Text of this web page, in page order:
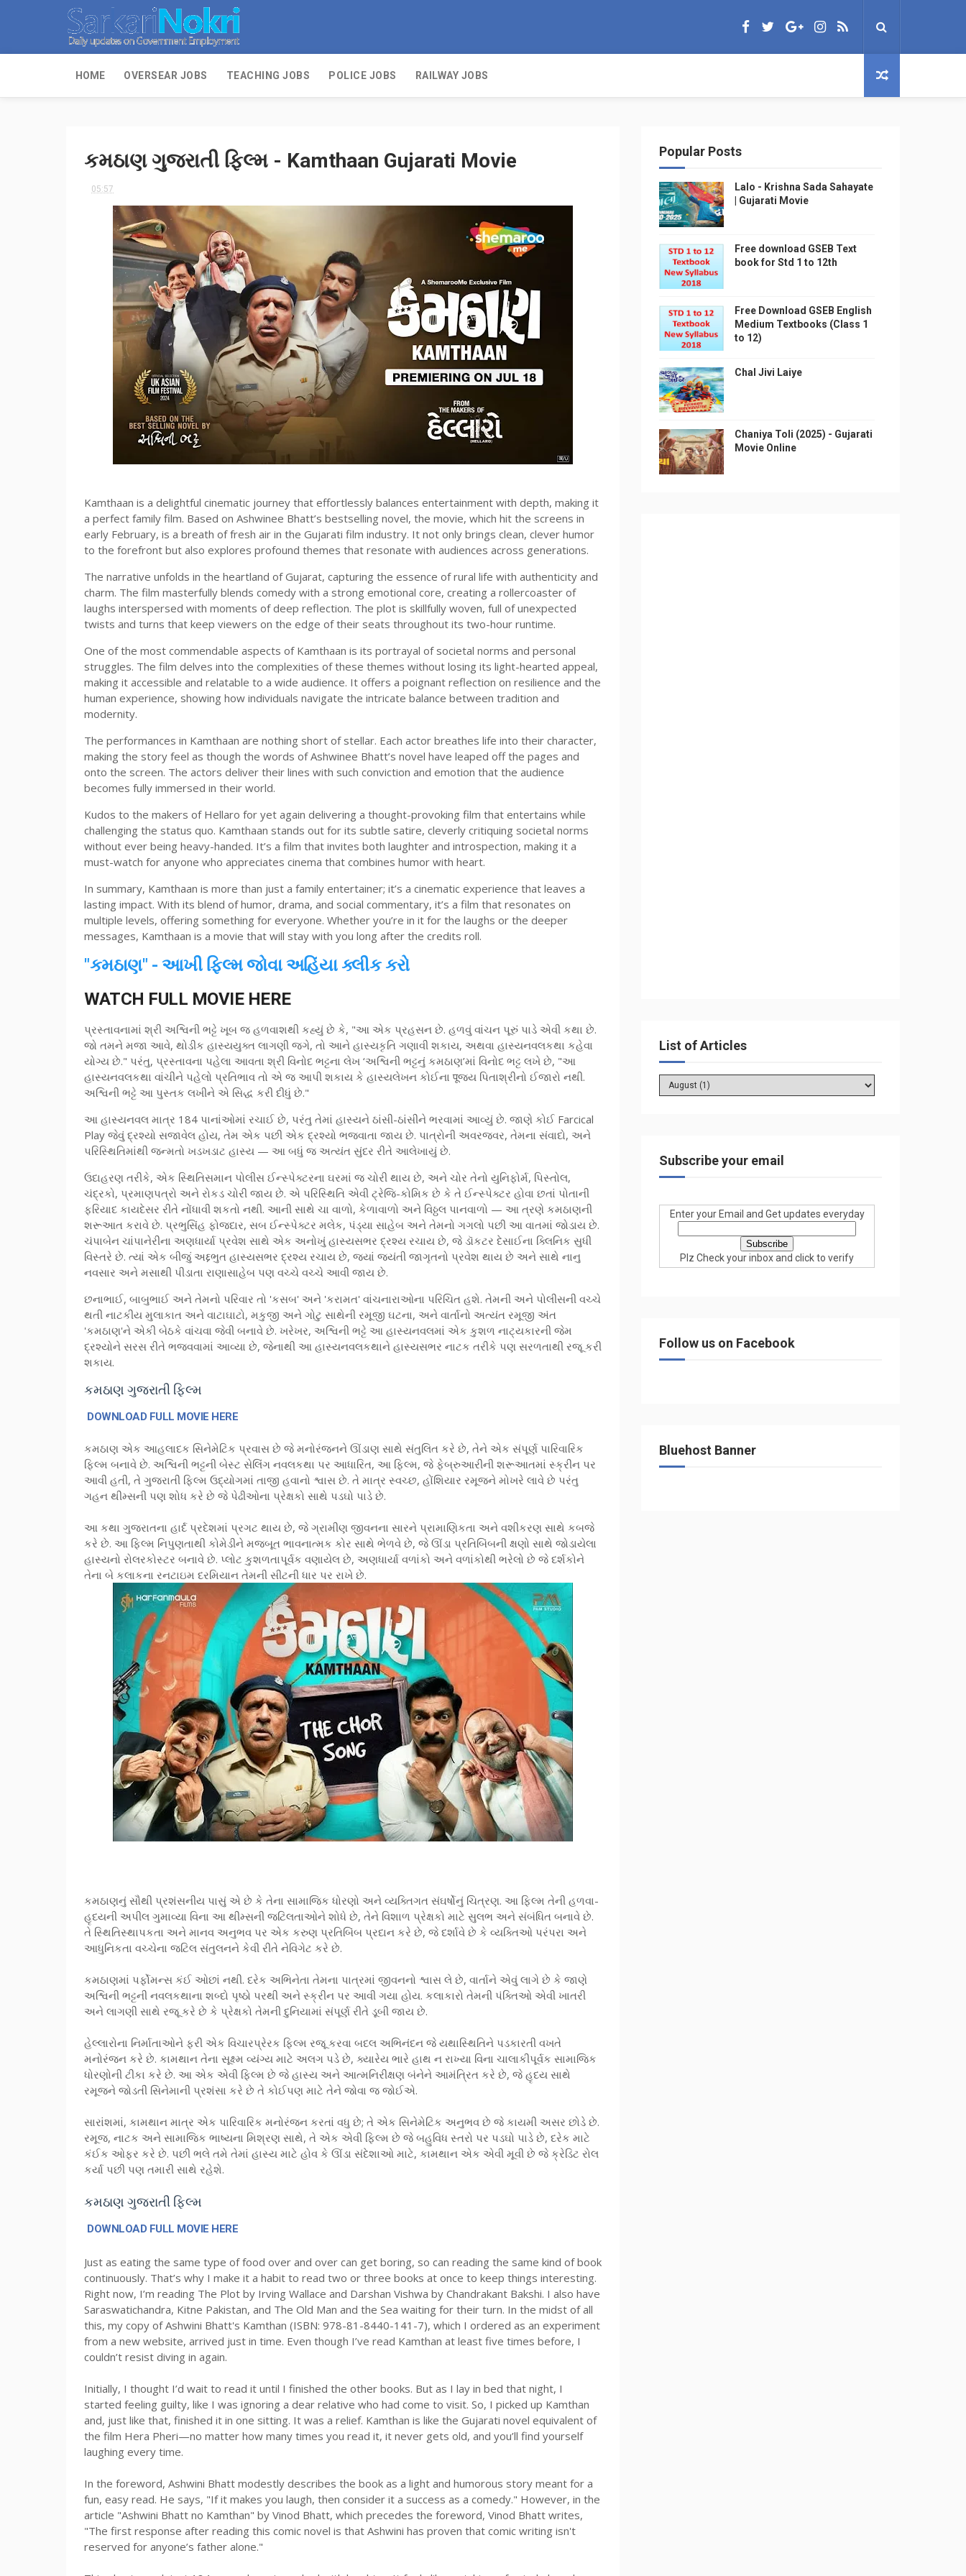
HOME OVERSEAR JOBS TEACHING JOBS POLICE JOBS RAILWAY JOBS
કમઠાણ ગુજરાતી ફિલ્મ - Kamthaan Gujarati Movie
05:57
Kamthaan is a delightful cinematic journey that effortlessly balances entertainment with depth, making it
a perfect family film. Based on Ashwinee Bhatt’s bestselling novel, the movie, which hit the screens in
early February, is a breath of fresh air in the Gujarati film industry. It not only brings clean, clever humor
to the forefront but also explores profound themes that resonate with audiences across generations.
The narrative unfolds in the heartland of Gujarat, capturing the essence of rural life with authenticity and
charm. The film masterfully blends comedy with a strong emotional core, creating a rollercoaster of
laughs interspersed with moments of deep reflection. The plot is skillfully woven, full of unexpected
twists and turns that keep viewers on the edge of their seats throughout its two-hour runtime.
One of the most commendable aspects of Kamthaan is its portrayal of societal norms and personal
struggles. The film delves into the complexities of these themes without losing its light-hearted appeal,
making it accessible and relatable to a wide audience. It offers a poignant reflection on resilience and the
human experience, showing how individuals navigate the intricate balance between tradition and
modernity.
The performances in Kamthaan are nothing short of stellar. Each actor breathes life into their character,
making the story feel as though the words of Ashwinee Bhatt’s novel have leaped off the pages and
onto the screen. The actors deliver their lines with such conviction and emotion that the audience
becomes fully immersed in their world.
Kudos to the makers of Hellaro for yet again delivering a thought-provoking film that entertains while
challenging the status quo. Kamthaan stands out for its subtle satire, cleverly critiquing societal norms
without ever being heavy-handed. It’s a film that invites both laughter and introspection, making it a
must-watch for anyone who appreciates cinema that combines humor with heart.
In summary, Kamthaan is more than just a family entertainer; it’s a cinematic experience that leaves a
lasting impact. With its blend of humor, drama, and social commentary, it’s a film that resonates on
multiple levels, offering something for everyone. Whether you’re in it for the laughs or the deeper
messages, Kamthaan is a movie that will stay with you long after the credits roll.
"કમઠાણ" - આખી ફિલ્મ જોવા અહિંયા ક્લીક કરો
WATCH FULL MOVIE HERE
પ્રસ્તાવનામાં શ્રી અશ્વિની ભટ્ટે ખૂબ જ હળવાશથી કહ્યું છે કે, "આ એક પ્રહસન છે. હળવું વાંચન પૂરું પાડે એવી કથા છે.
જો તમને મજા આવે, થોડીક હાસ્યયુક્ત લાગણી જગે, તો આને હાસ્યકૃતિ ગણાવી શકાય, અથવા હાસ્યનવલકથા કહેવા
યોગ્ય છે." પરંતુ, પ્રસ્તાવના પહેલા આવતા શ્રી વિનોદ ભટ્ટના લેખ ‘અશ્વિની ભટ્ટનું કમઠાણ’માં વિનોદ ભટ્ટ લખે છે, "આ
હાસ્યનવલકથા વાંચીને પહેલો પ્રતિભાવ તો એ જ આપી શકાય કે હાસ્યલેખન કોઈના पूજ્ય પિતાશ્રીનો ઈજારો નથી.
અશ્વિની ભટ્ટે આ પુસ્તક લખીને એ સિદ્ધ કરી દીધું છે."
આ હાસ્યનવલ માત્ર 184 પાનાંઓમાં રચાઈ છે, પરંતુ તેમાં હાસ્યને ઠાંસી-ઠાંસીને ભરવામાં આવ્યું છે. જાણે કોઈ Farcical
Play જેવું દ્રશ્યો સજાવેલ હોય, તેમ એક પછી એક દ્રશ્યો ભજવાતા જાય છે. પાત્રોની અવરજવર, તેમના સંવાદો, અને
પરિસ્થિતિમાંથી જન્મતો ખડખડાટ હાસ્ય — આ બધું જ અત્યંત સુંદર રીતે આલેખાયું છે.
ઉદાહરણ તરીકે, એક સ્થિતિસમાન પોલીસ ઈન્સ્પેક્ટરના ઘરમાં જ ચોરી થાય છે, અને ચોર તેનો યુનિફોર્મ, પિસ્તોલ,
ચંદ્રકો, પ્રમાણપત્રો અને રોકડ ચોરી જાય છે. એ પરિસ્થિતિ એવી ટ્રેજિ-કોમિક છે કે તે ઈન્સ્પેક્ટર હોવા છતાં પોતાની
ફરિયાદ કાયદેસર રીતે નોંધાવી શકતો નથી. આની સાથે ચા વાળો, કેળાવાળો અને વિઠ્ઠલ પાનવાળો — આ ત્રણે કમઠાણની
શરૂઆત કરાવે છે. પ્રભુસિંહ ફોજદાર, સબ ઈન્સ્પેક્ટર મલેક, પંડ્યા સાહેબ અને તેમનો ગગલો પછી આ વાતમાં જોડાય છે.
ચંપાબેન ચાંપાનેરીના અણધાર્યા પ્રવેશ સાથે એક અનોખું હાસ્યસભર દ્રશ્ય રચાય છે, જે ડૉકટર દેસાઈના ક્લિનિક સુધી
વિસ્તરે છે. ત્યાં એક બીજું અદ્દભુત હાસ્યસભર દ્રશ્ય રચાય છે, જ્યાં જયંતી જાગૃતનો પ્રવેશ થાય છે અને સાથે નાનુ
નવસાર અને મસાથી પીડાતા રાણાસાહેબ પણ વચ્ચે વચ્ચે આવી જાય છે.
છનાભાઈ, બાબુભાઈ અને તેમનો પરિવાર તો 'કસબ' અને 'કરામત' વાંચનારાઓના પરિચિત હશે. તેમની અને પોલીસની વચ્ચે
થતી નાટકીય મુલાકાત અને વાટાઘાટો, મકુજી અને ગોટુ સાથેની રમૂજી ઘટના, અને વાર્તાનો અત્યંત રમૂજી અંત
'કમઠાણ'ને એકી બેઠકે વાંચવા જેવી બનાવે છે. ખરેખર, અશ્વિની ભટ્ટે આ હાસ્યનવલમાં એક કુશળ નાટ્યકારની જેમ
દ્રશ્યોને સરસ રીતે ભજવવામાં આવ્યા છે, જેનાથી આ હાસ્યનવલકથાને હાસ્યસભર નાટક તરીકે પણ સરળતાથી રજૂ કરી
શકાય.
કમઠાણ ગુજરાતી ફિલ્મ
DOWNLOAD FULL MOVIE HERE
કમઠાણ એક આહલાદક સિનેમેટિક પ્રવાસ છે જે મનોરંજનને ઊંડાણ સાથે સંતુલિત કરે છે, તેને એક સંપૂર્ણ પારિવારિક
ફિલ્મ બનાવે છે. અશ્વિની ભટ્ટની બેસ્ટ સેલિંગ નવલકથા પર આધારિત, આ ફિલ્મ, જે ફેબ્રુઆરીની શરૂઆતમાં સ્ક્રીન પર
આવી હતી, તે ગુજરાતી ફિલ્મ ઉદ્યોગમાં તાજી હવાનો શ્વાસ છે. તે માત્ર સ્વચ્છ, હોંશિયાર રમૂજને મોખરે લાવે છે પરંતુ
ગહન થીમ્સની પણ શોધ કરે છે જે પેઢીઓના પ્રેક્ષકો સાથે પડઘો પાડે છે.
આ કથા ગુજરાતના હાર્દ પ્રદેશમાં પ્રગટ થાય છે, જે ગ્રામીણ જીવનના સારને પ્રામાણિકતા અને વશીકરણ સાથે કબજે
કરે છે. આ ફિલ્મ નિપુણતાથી કોમેડીને મજબૂત ભાવનાત્મક કોર સાથે ભેળવે છે, જે ઊંડા પ્રતિબિંબની ક્ષણો સાથે જોડાયેલા
હાસ્યનો રોલરકોસ્ટર બનાવે છે. પ્લોટ કુશળતાપૂર્વક વણાયેલ છે, અણધાર્યા વળાંકો અને વળાંકોથી ભરેલો છે જે દર્શકોને
તેના બે કલાકના રનટાઇમ દરમિયાન તેમની સીટની ધાર પર રાખે છે.
કમઠાણનું સૌથી પ્રશંસનીય પાસું એ છે કે તેના સામાજિક ધોરણો અને વ્યક્તિગત સંઘર્ષોનું ચિત્રણ. આ ફિલ્મ તેની હળવા-
હૃદયની અપીલ ગુમાવ્યા વિના આ થીમ્સની જટિલતાઓને શોધે છે, તેને વિશાળ પ્રેક્ષકો માટે સુલભ અને સંબંધિત બનાવે છે.
તે સ્થિતિસ્થાપકતા અને માનવ અનુભવ પર એક કરુણ પ્રતિબિંબ પ્રદાન કરે છે, જે દર્શાવે છે કે વ્યક્તિઓ પરંપરા અને
આધુનિકતા વચ્ચેના જટિલ સંતુલનને કેવી રીતે નેવિગેટ કરે છે.
કમઠાણમાં પર્ફોમન્સ કંઈ ઓછાં નથી. દરેક અભિનેતા તેમના પાત્રમાં જીવનનો શ્વાસ લે છે, વાર્તાને એવું લાગે છે કે જાણે
અશ્વિની ભટ્ટની નવલકથાના શબ્દો પૃષ્ઠો પરથી અને સ્ક્રીન પર આવી ગયા હોય. કલાકારો તેમની પંક્તિઓ એવી ખાતરી
અને લાગણી સાથે રજૂ કરે છે કે પ્રેક્ષકો તેમની દુનિયામાં સંપૂર્ણ રીતે ડૂબી જાય છે.
હેલ્લારોના નિર્માતાઓને ફરી એક વિચારપ્રેરક ફિલ્મ રજૂ કરવા બદલ અભિનંદન જે યથાસ્થિતિને પડકારતી વખતે
મનોરંજન કરે છે. કામથાન તેના સૂક્ષ્મ વ્યંગ્ય માટે અલગ પડે છે, ક્યારેય ભારે હાથ ન રાખ્યા વિના ચાલાકીપૂર્વક સામાજિક
ધોરણોની ટીકા કરે છે. આ એક એવી ફિલ્મ છે જે હાસ્ય અને આત્મનિરીક્ષણ બંનેને આમંત્રિત કરે છે, જે હૃદય સાથે
રમૂજને જોડતી સિનેમાની પ્રશંસા કરે છે તે કોઈપણ માટે તેને જોવા જ જોઈએ.
સારાંશમાં, કામથાન માત્ર એક પારિવારિક મનોરંજન કરતાં વધુ છે; તે એક સિનેમેટિક અનુભવ છે જે કાયમી અસર છોડે છે.
રમૂજ, નાટક અને સામાજિક ભાષ્યના મિશ્રણ સાથે, તે એક એવી ફિલ્મ છે જે બહુવિધ સ્તરો પર પડઘો પાડે છે, દરેક માટે
કંઈક ઓફર કરે છે. પછી ભલે તમે તેમાં હાસ્ય માટે હોવ કે ઊંડા સંદેશાઓ માટે, કામથાન એક એવી મૂવી છે જે ક્રેડિટ રોલ
કર્યા પછી પણ તમારી સાથે રહેશે.
કમઠાણ ગુજરાતી ફિલ્મ
DOWNLOAD FULL MOVIE HERE
Just as eating the same type of food over and over can get boring, so can reading the same kind of book
continuously. That’s why I make it a habit to read two or three books at once to keep things interesting.
Right now, I’m reading The Plot by Irving Wallace and Darshan Vishwa by Chandrakant Bakshi. I also have
Saraswatichandra, Kitne Pakistan, and The Old Man and the Sea waiting for their turn. In the midst of all
this, my copy of Ashwini Bhatt's Kamthan (ISBN: 978-81-8440-141-7), which I ordered as an experiment
from a new website, arrived just in time. Even though I’ve read Kamthan at least five times before, I
couldn’t resist diving in again.
Initially, I thought I’d wait to read it until I finished the other books. But as I lay in bed that night, I
started feeling guilty, like I was ignoring a dear relative who had come to visit. So, I picked up Kamthan
and, just like that, finished it in one sitting. It was a relief. Kamthan is like the Gujarati novel equivalent of
the film Hera Pheri—no matter how many times you read it, it never gets old, and you’ll find yourself
laughing every time.
In the foreword, Ashwini Bhatt modestly describes the book as a light and humorous story meant for a
fun, easy read. He says, "If it makes you laugh, then consider it a success as a comedy." However, in the
article "Ashwini Bhatt no Kamthan" by Vinod Bhatt, which precedes the foreword, Vinod Bhatt writes,
"The first response after reading this comic novel is that Ashwini has proven that comic writing isn't
reserved for anyone’s father alone."
Popular Posts
Lalo - Krishna Sada Sahayate
| Gujarati Movie
Free download GSEB Text
book for Std 1 to 12th
Free Download GSEB English
Medium Textbooks (Class 1
to 12)
Chal Jivi Laiye
Chaniya Toli (2025) - Gujarati
Movie Online
List of Articles
Subscribe your email
Enter your Email and Get updates everyday
Plz Check your inbox and click to verify
Follow us on Facebook
Bluehost Banner